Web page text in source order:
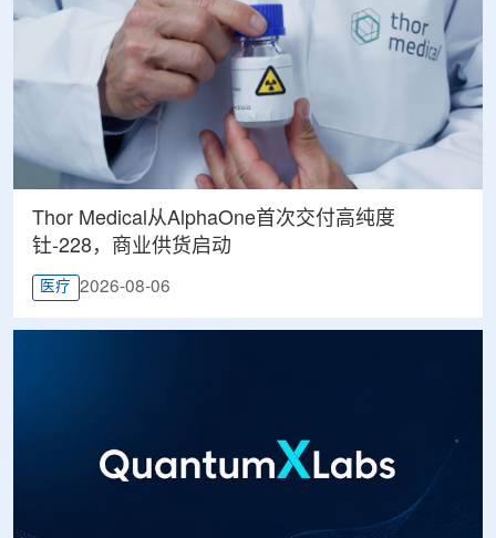
Thor Medical从AlphaOne首次交付高纯度
钍-228，商业供货启动
医疗 2026-08-06